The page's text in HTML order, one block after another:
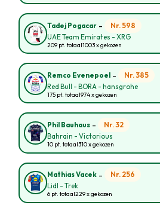
Tadej Pogacar - Nr. 598
UAE Team Emirates - XRG
209 pt. totaal1003 x gekozen
Remco Evenepoel - Nr. 385
Red Bull - BORA - hansgrohe
175 pt. totaal974 x gekozen
Phil Bauhaus - Nr. 32
Bahrain - Victorious
10 pt. totaal310 x gekozen
Mathias Vacek - Nr. 256
Lidl - Trek
6 pt. totaal229 x gekozen